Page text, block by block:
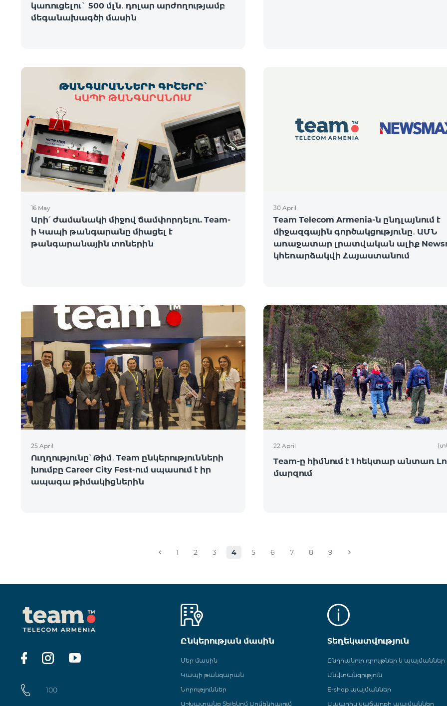
կառուցելու` 500 մլն․ դոլար արժողությամբ
մեգանախագծի մասին
16 May
Արի՛ ժամանակի միջով ճամփորդելու. Team-
ի Կապի թանգարանը միացել է
թանգարանային տոներին
30 April
Team Telecom Armenia-ն ընդլայնում է
միջազգային գործակցությունը․ ԱՄՆ
առաջատար լրատվական ալիք
կհեռարձակվի Հայաստանում
25 April
Ուղղությունը՝ Թիմ․ Team ընկերությունների
խումբը Career City Fest-ում սպասում է իր
ապագա թիմակիցներին
22 April
Team-ը հիմնում է 1 հեկտար անտառ
մարզում
1 2 3 4 5 6 7 8 9
100
Ընկերության մասին
Մեր մասին
Կապի թանգարան
Նորություններ
Աշխատանք Տելեկոմ Արմենիայում
Տեղեկատվություն
Ընդհանուր դրույթներ և պայմաններ
Անվտանգություն
E-shop պայմաններ
Ապառիկ վաճառքի պայմաններ